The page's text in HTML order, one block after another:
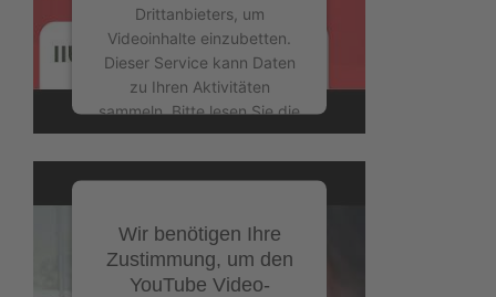
Drittanbieters, um
Videoinhalte einzubetten.
Dieser Service kann Daten
zu Ihren Aktivitäten
sammeln. Bitte lesen Sie die
Details durch und stimmen
Sie der Nutzung des
Service zu, um dieses
Mehr Informationen
Wir benötigen Ihre
Zustimmung, um den
YouTube Video-